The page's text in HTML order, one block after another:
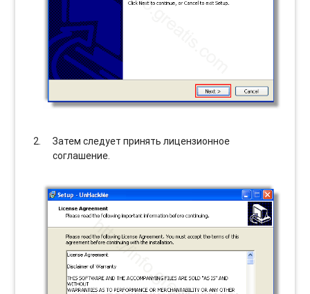
Затем следует принять лицензионное
соглашение.